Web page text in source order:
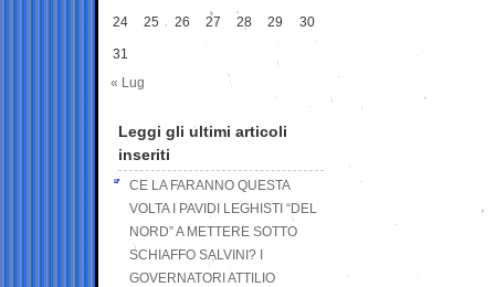
24 25 26 27 28 29 30
31
« Lug
Leggi gli ultimi articoli
inseriti
CE LA FARANNO QUESTA
VOLTA I PAVIDI LEGHISTI “DEL
NORD” A METTERE SOTTO
SCHIAFFO SALVINI? I
GOVERNATORI ATTILIO